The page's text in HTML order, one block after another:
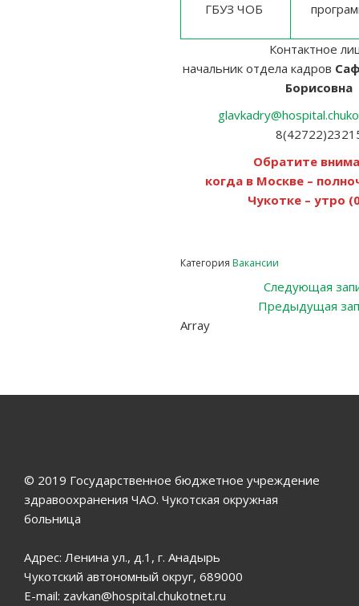
ГБУЗ ЧОБ
Контактное
начальник отдела кадров
Борисовна
Обратите
когда в Москве –
Чукотке – утро
Категория Вакансии
Навигация
по
Следующая
Предыдущая
Array
© 2019 Государственное бюджетное учреждение
здравоохранения ЧАО. Чукотская окружная
больница
Адрес: Ленина ул., д.1, г. Анадырь
Чукотский автономный округ, 689000
E-mail: zavkan@hospital.chukotnet.ru